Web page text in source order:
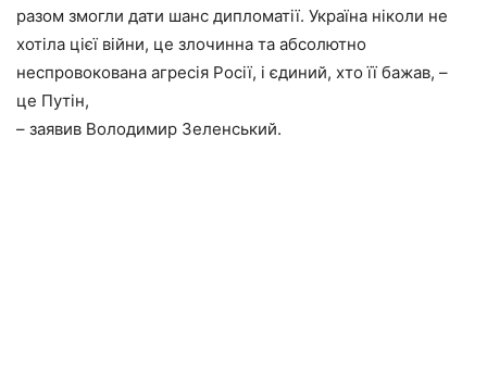
разом змогли дати шанс дипломатії. Україна ніколи не
хотіла цієї війни, це злочинна та абсолютно
неспровокована агресія Росії, і єдиний, хто її бажав, –
це Путін,
– заявив Володимир Зеленський.